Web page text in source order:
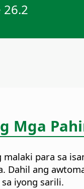
Mga
malaki para sa
Dahil ang
iyong sarili.